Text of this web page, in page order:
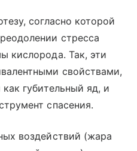
согласно которой
стресса
кислорода. Так, эти
свойствами,
губительный яд, и
спасения.
воздействий (жара